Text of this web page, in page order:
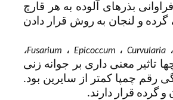
بذرهای آلوده به هر قارچ
گرده و لنجان به روش قرار دادن
، Curvularia، Epicoccum ، Fusarium،
تاثیر معنی داری بر جوانه­ زنی
رقم چمپا کمتر از سایرین بود.
گرده قرار دارند.